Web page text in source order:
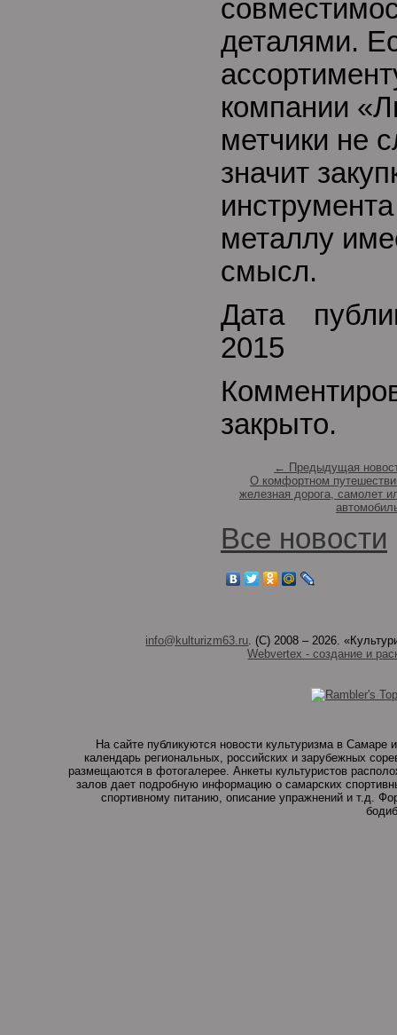
деталями.
компании
метчики не
значит
металлу
смысл.
Дата
2015
закрыто.
← Предыдущая
О комфортном
железная дорога, самолет
Все новости
info@kulturizm63.ru. (C) 2008 – 2026.
Webvertex - создание и
На сайте публикуются новости культуризма в
календарь региональных, российских и зарубежных
размещаются в фотогалерее. Анкеты культуристов
залов дает подробную информацию о самарских
спортивному питанию, описание упражнений и т.д.